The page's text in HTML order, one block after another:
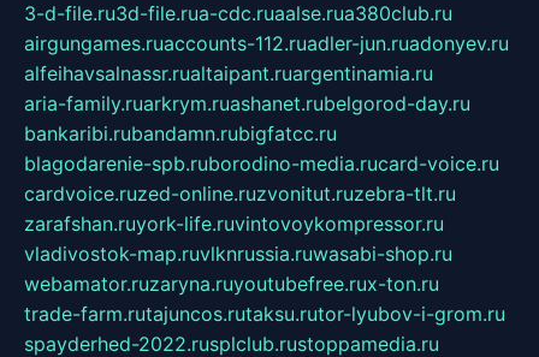
3-d-file.ru3d-file.rua-cdc.ruaalse.rua380club.ru
airgungames.ruaccounts-112.ruadler-jun.ruadonyev.ru
alfeihavsalnassr.rualtaipant.ruargentinamia.ru
aria-family.ruarkrym.ruashanet.rubelgorod-day.ru
bankaribi.rubandamn.rubigfatcc.ru
blagodarenie-spb.ruborodino-media.rucard-voice.ru
cardvoice.ruzed-online.ruzvonitut.ruzebra-tlt.ru
zarafshan.ruyork-life.ruvintovoykompressor.ru
vladivostok-map.ruvlknrussia.ruwasabi-shop.ru
webamator.ruzaryna.ruyoutubefree.rux-ton.ru
trade-farm.rutajuncos.rutaksu.rutor-lyubov-i-grom.ru
spayderhed-2022.rusplclub.rustoppamedia.ru